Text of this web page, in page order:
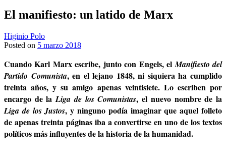
El manifiesto: un latido de Marx
Higinio Polo
Posted on 5 marzo 2018
Cuando Karl Marx escribe, junto con Engels, elManifiesto del
Partido Comunista, en el lejano 1848, ni siquiera ha cumplido
treinta años, y su amigo apenas veintisiete. Lo escriben por
encargo de laLiga de los Comunistas, el nuevo nombre de la
Liga de los Justos, y ninguno podía imaginar que aquel folleto
de apenas treinta páginas iba a convertirse en uno de los textos
políticos más influyentes de la historia de la humanidad.